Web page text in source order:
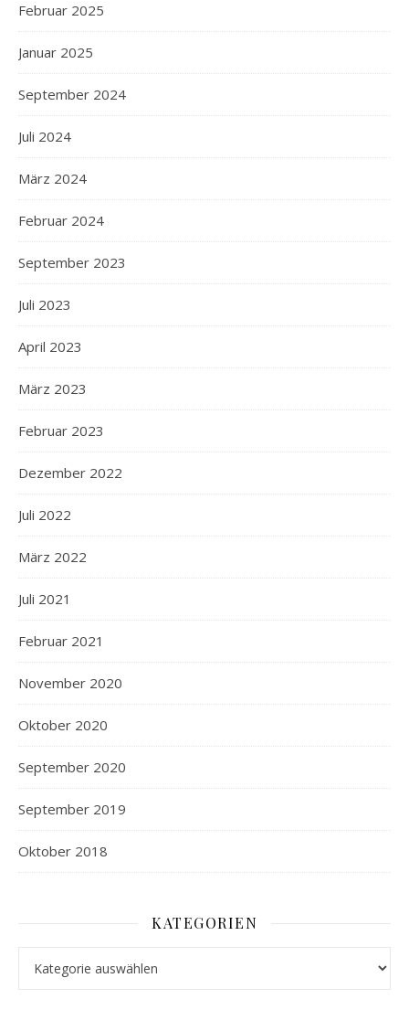
Februar 2025
Januar 2025
September 2024
Juli 2024
März 2024
Februar 2024
September 2023
Juli 2023
April 2023
März 2023
Februar 2023
Dezember 2022
Juli 2022
März 2022
Juli 2021
Februar 2021
November 2020
Oktober 2020
September 2020
September 2019
Oktober 2018
KATEGORIEN